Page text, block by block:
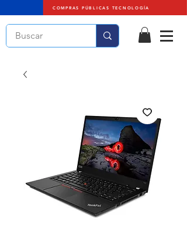
COMPRAS PÚBLICAS TECNOLOGÍA